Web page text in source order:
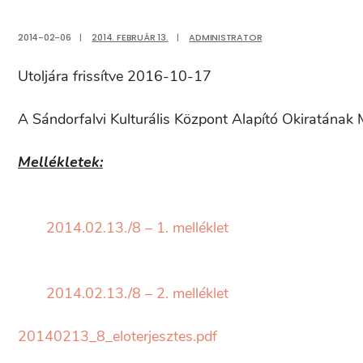
2014-02-06 | 2014. FEBRUÁR 13. | ADMINISTRATOR
Utoljára frissítve 2016-10-17
A Sándorfalvi Kulturális Központ Alapító Okiratának
Mellékletek:
2014.02.13./8 – 1. melléklet
2014.02.13./8 – 2. melléklet
20140213_8_eloterjesztes.pdf